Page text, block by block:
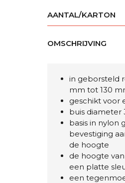
AANTAL/KARTON
OMSCHRIJVING
in geborsteld
mm tot 130
geschikt voor
buis diameter
basis in nylon
bevestiging
de hoogte
de hoogte
een platte
een